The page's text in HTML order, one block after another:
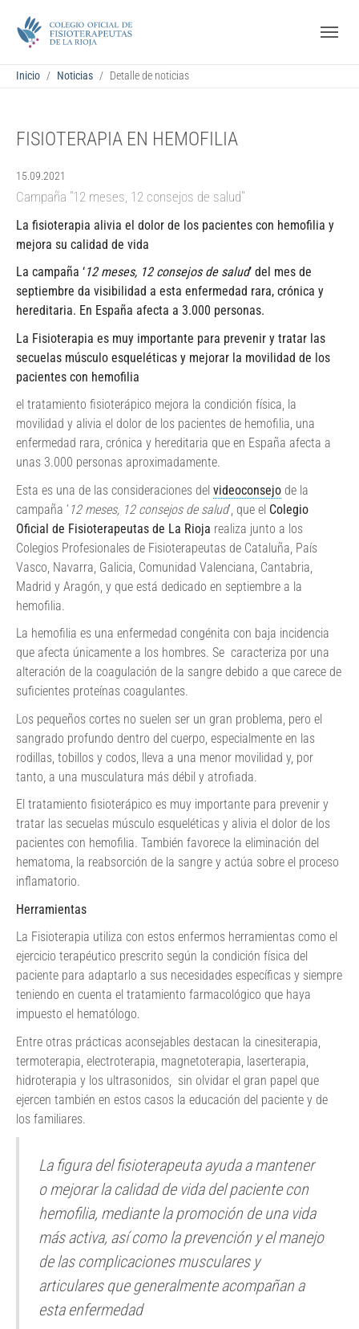
Estás aquí:
Inicio Noticias Detalle de noticias
FISIOTERAPIA EN HEMOFILIA
15.09.2021
Campaña "12 meses, 12 consejos de salud"
La fisioterapia alivia el dolor de los pacientes con hemofilia y
mejora su calidad de vida
La campaña ‘12 meses, 12 consejos de salud’ del mes de
septiembre da visibilidad a esta enfermedad rara, crónica y
hereditaria. En España afecta a 3.000 personas.
La Fisioterapia es muy importante para prevenir y tratar las
secuelas músculo esqueléticas y mejorar la movilidad de los
pacientes con hemofilia
el tratamiento fisioterápico mejora la condición física, la
movilidad y alivia el dolor de los pacientes de hemofilia, una
enfermedad rara, crónica y hereditaria que en España afecta a
unas 3.000 personas aproximadamente.
Esta es una de las consideraciones del videoconsejo de la
campaña ‘ 12 meses, 12 consejos de salud’, que el Colegio
Oficial de Fisioterapeutas de La Rioja realiza junto a los
Colegios Profesionales de Fisioterapeutas de Cataluña, País
Vasco, Navarra, Galicia, Comunidad Valenciana, Cantabria,
Madrid y Aragón, y que está dedicado en septiembre a la
hemofilia.
La hemofilia es una enfermedad congénita con baja incidencia
que afecta únicamente a los hombres. Se caracteriza por una
alteración de la coagulación de la sangre debido a que carece de
suficientes proteínas coagulantes.
Los pequeños cortes no suelen ser un gran problema, pero el
sangrado profundo dentro del cuerpo, especialmente en las
rodillas, tobillos y codos, lleva a una menor movilidad y, por
tanto, a una musculatura más débil y atrofiada.
El tratamiento fisioterápico es muy importante para prevenir y
tratar las secuelas músculo esqueléticas y alivia el dolor de los
pacientes con hemofilia. También favorece la eliminación del
hematoma, la reabsorción de la sangre y actúa sobre el proceso
inflamatorio.
Herramientas
La Fisioterapia utiliza con estos enfermos herramientas como el
ejercicio terapéutico prescrito según la condición física del
paciente para adaptarlo a sus necesidades específicas y siempre
teniendo en cuenta el tratamiento farmacológico que haya
impuesto el hematólogo.
Entre otras prácticas aconsejables destacan la cinesiterapia,
termoterapia, electroterapia, magnetoterapia, laserterapia,
hidroterapia y los ultrasonidos, sin olvidar el gran papel que
ejercen también en estos casos la educación del paciente y de
los familiares.
La figura del fisioterapeuta ayuda a mantener
o mejorar la calidad de vida del paciente con
hemofilia, mediante la promoción de una vida
más activa, así como la prevención y el manejo
de las complicaciones musculares y
articulares que generalmente acompañan a
esta enfermedad